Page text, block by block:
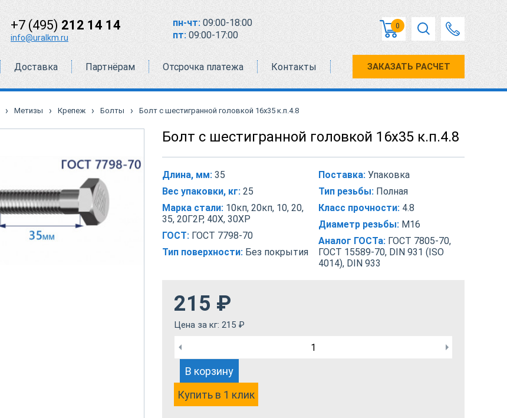
+7 (495) 212 14 14
info@uralkm.ru
пн-чт: 09:00-18:00
пт: 09:00-17:00
0
Доставка Партнёрам Отсрочка платежа Контакты ЗАКАЗАТЬ РАСЧЕТ
› Метизы › Крепеж › Болты › Болт с шестигранной головкой 16х35 к.п.4.8
Болт с шестигранной головкой 16х35 к.п.4.8
Длина, мм: 35
Вес упаковки, кг: 25
Марка стали: 10кп, 20кп, 10, 20,
35, 20Г2Р, 40Х, 30ХР
ГОСТ: ГОСТ 7798-70
Тип поверхности: Без покрытия
Поставка: Упаковка
Тип резьбы: Полная
Класс прочности: 4.8
Диаметр резьбы: М16
Аналог ГОСТа: ГОСТ 7805-70,
ГОСТ 15589-70, DIN 931 (ISO
4014), DIN 933
215 ₽
Цена за кг: 215 ₽
В корзину
Купить в 1 клик